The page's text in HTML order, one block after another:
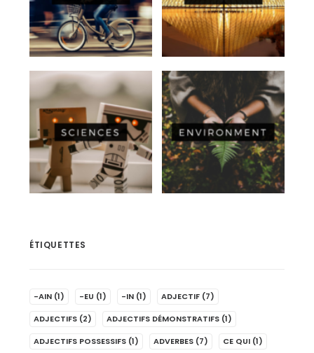
ÉTIQUETTES
-AIN (1) -EU (1) -IN (1) ADJECTIF (7)
ADJECTIFS (2) ADJECTIFS DÉMONSTRATIFS (1)
ADJECTIFS POSSESSIFS (1) ADVERBES (7) CE QUI (1)